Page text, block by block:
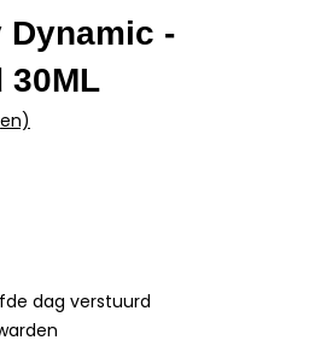
-
30ML
dag verstuurd